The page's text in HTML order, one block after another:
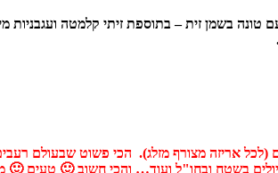
טונה בשמן זית – בתוספת זיתי קלמטה ועגבניות
אריזה מצורף מזלג). הכי פשוט שבעולם
בשטח ובחו"ל ועוד… והכי חשוב 🙂 טעים